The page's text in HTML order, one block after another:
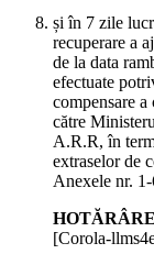
și în 7 zile
recuperare a
de la data
efectuate
compensare a
către
A.R.R, în
extraselor de
Anexele nr.
[Corola-